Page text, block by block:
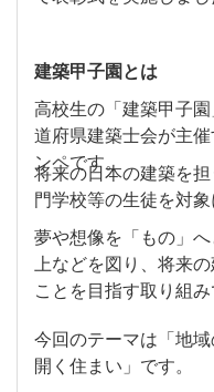
建築甲子園とは
高校生の「建築甲子
道府県建築士会が主
ンペです。
将来の日本の建築を
門学校等の生徒を対
夢や想像を「もの」
上などを図り、将来
ことを目指す取り組み
今回のテーマは「地
開く住まい」です。